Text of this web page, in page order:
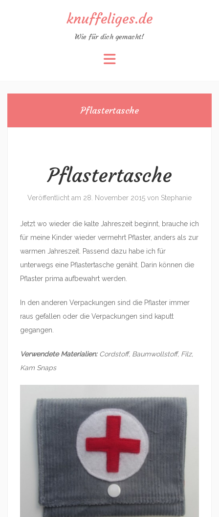
knuffeliges.de
Wie für dich gemacht!
Pflastertasche
Pflastertasche
Veröffentlicht am 28. November 2015 von Stephanie
Jetzt wo wieder die kalte Jahreszeit beginnt, brauche ich
für meine Kinder wieder vermehrt Pflaster, anders als zur
warmen Jahreszeit. Passend dazu habe ich für
unterwegs eine Pflastertasche genäht. Darin können die
Pflaster prima aufbewahrt werden.
In den anderen Verpackungen sind die Pflaster immer
raus gefallen oder die Verpackungen sind kaputt
gegangen.
Verwendete Materialien:Cordstoff, Baumwollstoff, Filz,
Kam Snaps